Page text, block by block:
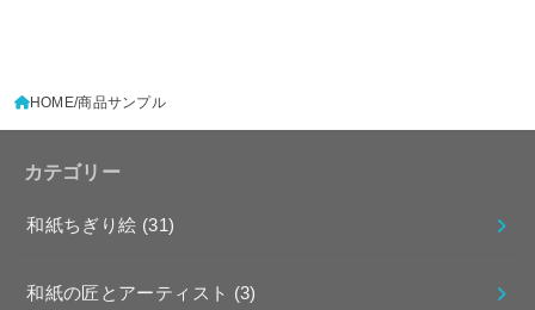
HOME 商品サンプル
カテゴリー
和紙ちぎり絵 (31)
和紙の匠とアーティスト (3)